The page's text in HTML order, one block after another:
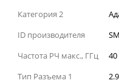
Категория 2
ID производителя
Частота РЧ макс., ГГц
40
Тип Разъема 1